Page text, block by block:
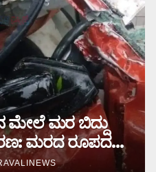
ಮೇಲೆ ಮರ ಬಿದ್ದು
ಮರದ ರೂಪದಲ್ಲಿ